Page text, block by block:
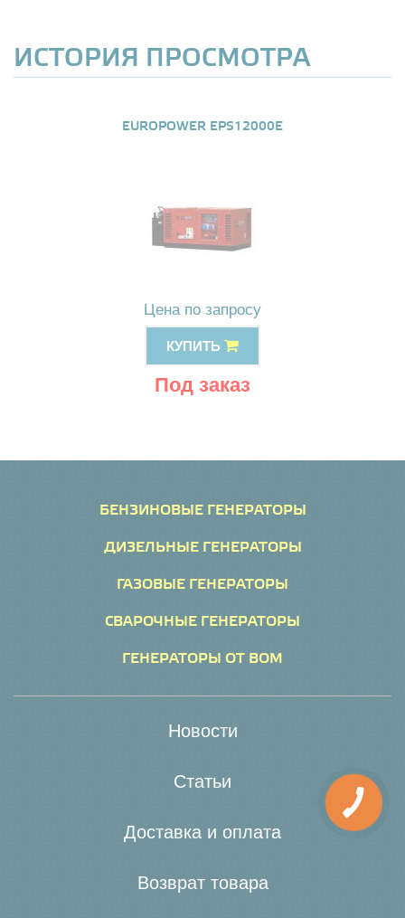
ИСТОРИЯ ПРОСМОТРА
EUROPOWER EPS12000E
Цена по запросу
КУПИТЬ
Под заказ
БЕНЗИНОВЫЕ ГЕНЕРАТОРЫ
ДИЗЕЛЬНЫЕ ГЕНЕРАТОРЫ
ГАЗОВЫЕ ГЕНЕРАТОРЫ
СВАРОЧНЫЕ ГЕНЕРАТОРЫ
ГЕНЕРАТОРЫ ОТ ВОМ
Новости
Статьи
Доставка и оплата
Возврат товара